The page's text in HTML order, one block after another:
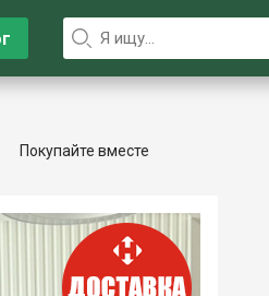
Покупайте вместе